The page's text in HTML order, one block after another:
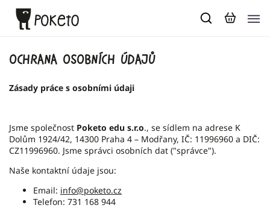
Ochrana osobních údajů
Zásady práce s osobními údaji
Jsme společnost Poketo edu s.r.o., se sídlem na adrese K
Dolům 1924/42, 14300 Praha 4 – Modřany, IČ: 11996960 a DIČ:
CZ11996960. Jsme správci osobních dat ("správce").
Naše kontaktní údaje jsou:
Email: info@poketo.cz
Telefon: 731 168 944